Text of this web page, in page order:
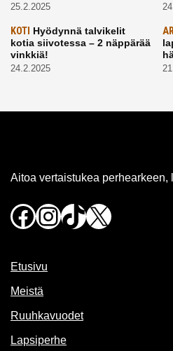
25.2.2025
KOTI Hyödynnä talvikelit
kotia siivotessa – 2 näppärää
vinkkiä!
24.2.2025
Aitoa vertaistukea perhearkeen,
Facebook
Instagram
TikTok
X
Etusivu
Meistä
Ruuhkavuodet
Lapsiperhe